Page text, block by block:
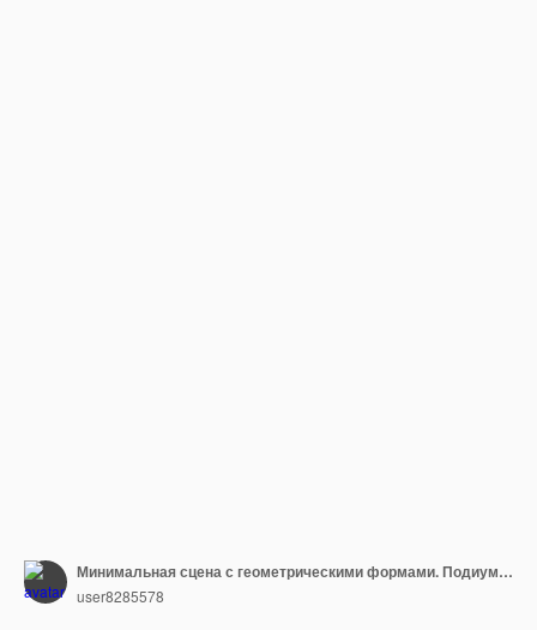
Минимальная сцена с геометрическими формами. Подиумы мрамора цилиндра и куба в белой предпосылке. Сцена, чтобы показать косметический продукт, витрина, витрина, витрина и сцена. 3D иллюстрации.
user8285578